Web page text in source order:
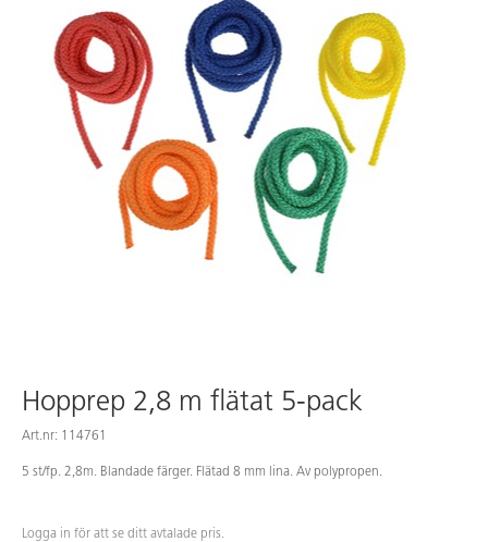
Logga in / Registrera dig
Hitta din säljare
Kontakta Lekolar
Hopprep 2,8 m flätat 5-pack
Art.nr: 114761
5 st/fp. 2,8m. Blandade färger. Flätad 8 mm lina. Av polypropen.
Logga in för att se ditt avtalade pris.